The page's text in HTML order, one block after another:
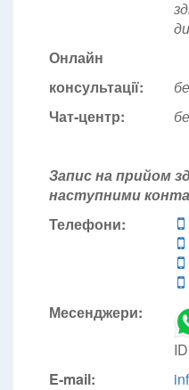
Онлайн
консультації:
Чат-центр:
Запис на прийом
наступними
Телефони:
Месенджери:
E-mail: